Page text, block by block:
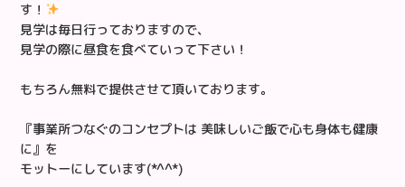
す！
見学は毎日行っておりますので、
見学の際に昼食を食べていって下さい！
もちろん無料で提供させて頂いております。
『事業所つなぐのコンセプトは 美味しいご飯で心も身体も健康
に』を
モットーにしています(*^^*)